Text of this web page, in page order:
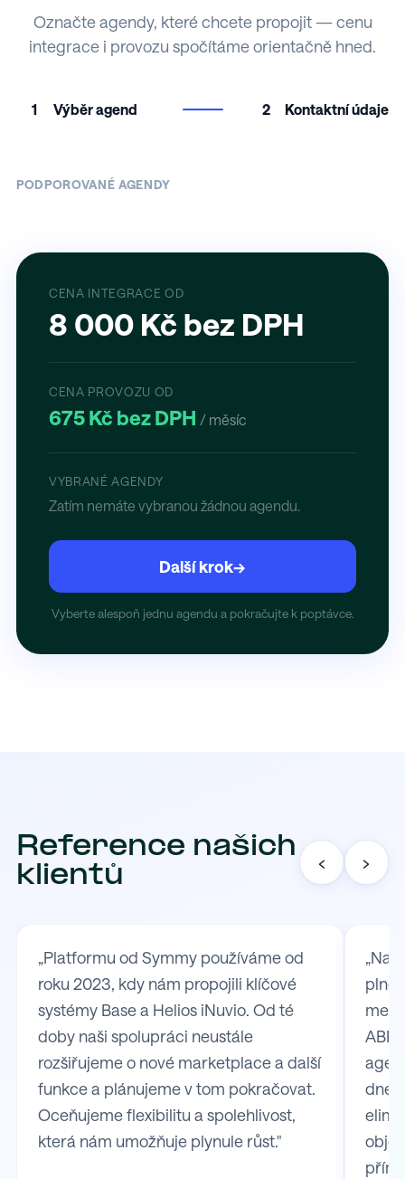
Označte agendy, které chcete propojit — cenu
integrace i provozu spočítáme orientačně hned.
1 Výběr agend 2 Kontaktní údaje
PODPOROVANÉ AGENDY
CENA INTEGRACE OD
8 000 Kč bez DPH
CENA PROVOZU OD
675 Kč bez DPH / měsíc
VYBRANÉ AGENDY
Zatím nemáte vybranou žádnou agendu.
Další krok→
Vyberte alespoň jednu agendu a pokračujte k poptávce.
Reference našich
klientů
‹ ›
„Platformu od Symmy používáme od
roku 2023, kdy nám propojili klíčové
systémy Base a Helios iNuvio. Od té
doby naši spolupráci neustále
rozšiřujeme o nové marketplace a další
funkce a plánujeme v tom pokračovat.
Oceňujeme flexibilitu a spolehlivost,
která nám umožňuje plynule růst."
„Na
plně
mezi
dnes